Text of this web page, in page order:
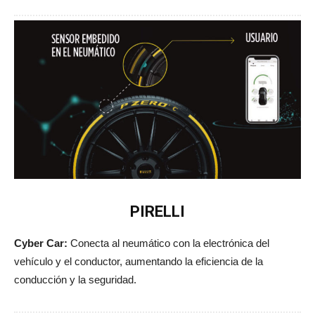
PIRELLI
Cyber Car: Conecta al neumático con la electrónica del
vehículo y el conductor, aumentando la eficiencia de la
conducción y la seguridad.